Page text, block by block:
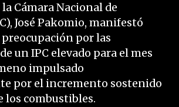
Cámara Nacional de
José Pakomio, manifestó
preocupación por las
un IPC elevado para el mes
impulsado
por el incremento sostenido
los combustibles.